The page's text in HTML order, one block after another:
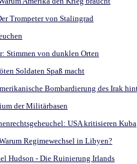
Trompeter von Stalingrad
Stimmen von dunklen Orten
Soldaten Spaß macht
Bombardierung des Irak
der Militärbasen
USA kritisieren Kuba
Regimewechsel in Libyen?
Hudson - Die Ruinierung Irlands